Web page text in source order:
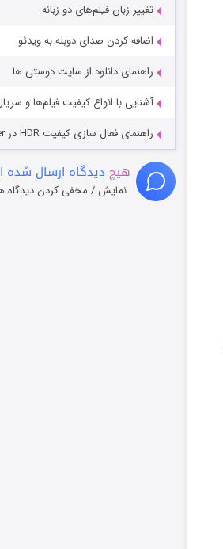
تغییر زبان فیلم‌های دو زبانه
اضافه کردن صدای دوبله به ویدئو
راهنمای دانلود از سایت دوستی ها
آشنایی با انواع کیفیت فیلم‌ها و
راهنمای فعال سازی کیفیت HDR در PotPlayer
هیچ دیدگاه ارسال شده
نمایش / مخفی کردن دیدگاه